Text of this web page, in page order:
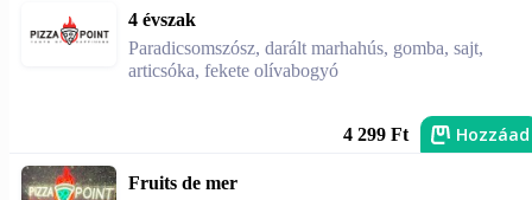
4 évszak
Paradicsomszósz, darált marhahús, gomba, sajt,
articsóka, fekete olívabogyó
4 299 Ft Hozzáad
Fruits de mer